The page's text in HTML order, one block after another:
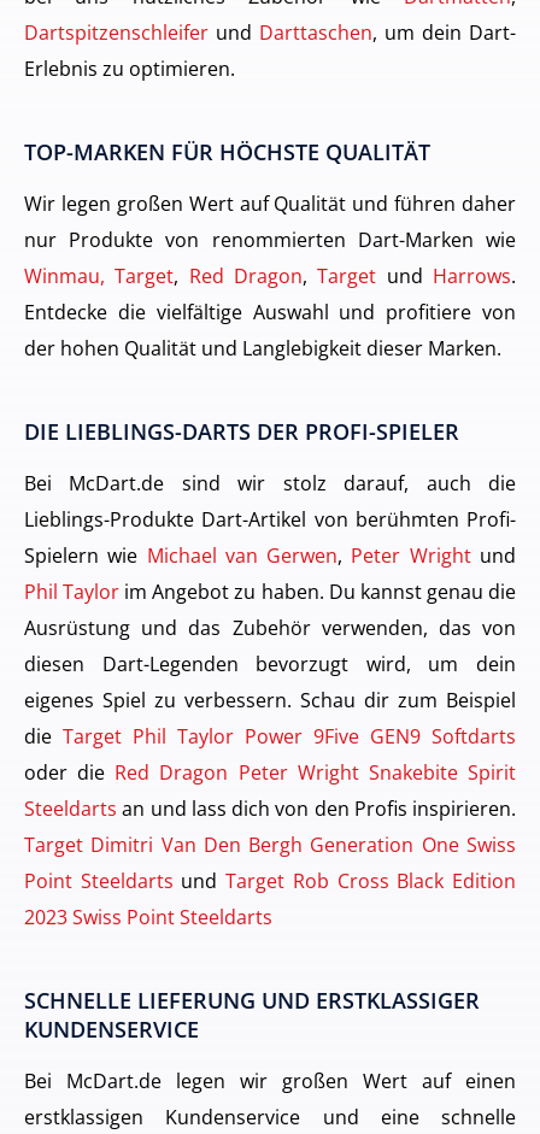
Dartspitzenschleifer und Darttaschen, um dein Dart-
Erlebnis zu optimieren.
TOP-MARKEN FÜR HÖCHSTE QUALITÄT
Wir legen großen Wert auf Qualität und führen daher
nur Produkte von renommierten Dart-Marken wie
Winmau, Target, Red Dragon,Target und Harrows.
Entdecke die vielfältige Auswahl und profitiere von
der hohen Qualität und Langlebigkeit dieser Marken.
DIE LIEBLINGS-DARTS DER PROFI-SPIELER
Bei McDart.de sind wir stolz darauf, auch die
Lieblings-Produkte Dart-Artikel von berühmten Profi-
Spielern wie Michael van Gerwen, Peter Wrightund
Phil Taylor im Angebot zu haben. Du kannst genau die
Ausrüstung und das Zubehör verwenden, das von
diesen Dart-Legenden bevorzugt wird, um dein
eigenes Spiel zu verbessern. Schau dir zum Beispiel
die Target Phil Taylor Power 9Five GEN9 Softdarts
oder die Red Dragon Peter Wright Snakebite Spirit
Steeldarts an und lass dich von den Profis inspirieren.
Target Dimitri Van Den Bergh Generation One Swiss
Point Steeldarts undTarget Rob Cross Black Edition
2023 Swiss Point Steeldarts
SCHNELLE LIEFERUNG UND ERSTKLASSIGER
KUNDENSERVICE
Bei McDart.de legen wir großen Wert auf einen
erstklassigen Kundenservice und eine schnelle